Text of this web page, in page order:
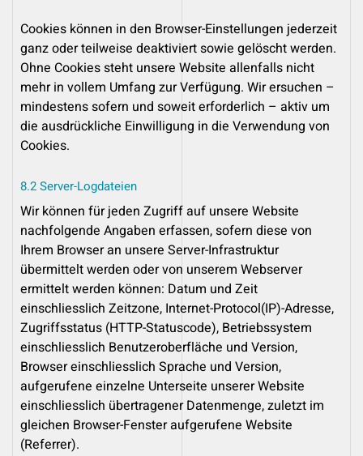
Cookies können in den Browser-Einstellungen jederzeit
ganz oder teilweise deaktiviert sowie gelöscht werden.
Ohne Cookies steht unsere Website allenfalls nicht
mehr in vollem Umfang zur Verfügung. Wir ersuchen –
mindestens sofern und soweit erforderlich – aktiv um
die ausdrückliche Einwilligung in die Verwendung von
Cookies.
8.2 Server-Logdateien
Wir können für jeden Zugriff auf unsere Website
nachfolgende Angaben erfassen, sofern diese von
Ihrem Browser an unsere Server-Infrastruktur
übermittelt werden oder von unserem Webserver
ermittelt werden können: Datum und Zeit
einschliesslich Zeitzone, Internet-Protocol(IP)-Adresse,
Zugriffsstatus (HTTP-Statuscode), Betriebssystem
einschliesslich Benutzeroberfläche und Version,
Browser einschliesslich Sprache und Version,
aufgerufene einzelne Unterseite unserer Website
einschliesslich übertragener Datenmenge, zuletzt im
gleichen Browser-Fenster aufgerufene Website
(Referrer).